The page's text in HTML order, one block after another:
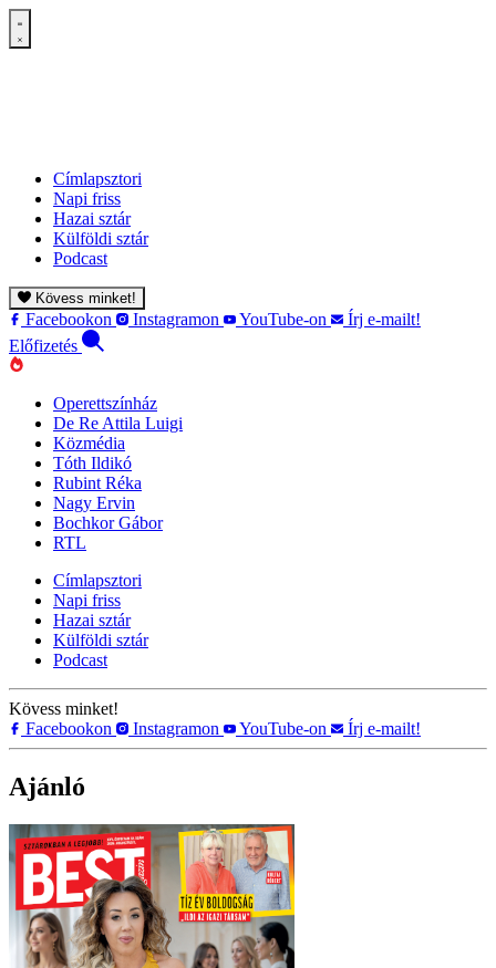
Címlapsztori
Napi friss
Hazai sztár
Külföldi sztár
Podcast
Kövess minket!
Facebookon Instagramon YouTube-on
Írj e-mailt!
Előfizetés
Operettszínház
De Re Attila Luigi
Közmédia
Tóth Ildikó
Rubint Réka
Nagy Ervin
Bochkor Gábor
RTL
Címlapsztori
Napi friss
Hazai sztár
Külföldi sztár
Podcast
Kövess minket!
Facebookon
Instagramon YouTube-on Írj e-mailt!
Ajánló